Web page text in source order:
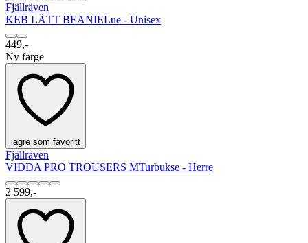
Fjällräven
KEB LÄTT BEANIELue - Unisex
449,-
Ny farge
lagre som favoritt
Fjällräven
VIDDA PRO TROUSERS MTurbukse - Herre
2 599,-